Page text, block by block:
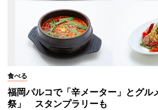
食べる
福岡パルコで「辛メーター」とグル
祭」 スタンプラリーも